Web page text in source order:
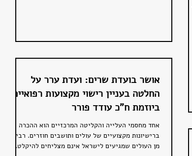
אושר בועדת שרים: ועדת ערר על
החלטה בעניין רישוי מקצועות רפואיים,
ביוזמת ח"כ עודד פורר
אחד מחסמי העלייה והקליטה המרכזיים הוא ההכרה
ברישיונות מקצועיים של עולים ותושבים חוזרים. רבים
מן העולים שמגיעים לישראל אינם מצליחים להיקלט...